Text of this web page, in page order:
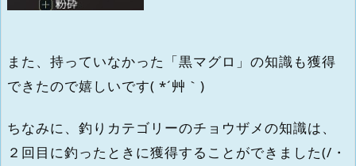
また、持っていなかった「黒マグロ」の知識も獲得
できたので嬉しいです( *´艸｀)
ちなみに、釣りカテゴリーのチョウザメの知識は、
２回目に釣ったときに獲得することができました(/・